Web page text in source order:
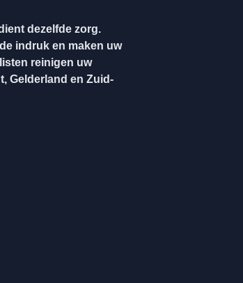
dezelfde zorg.
indruk en maken uw
reinigen uw
Gelderland en Zuid-